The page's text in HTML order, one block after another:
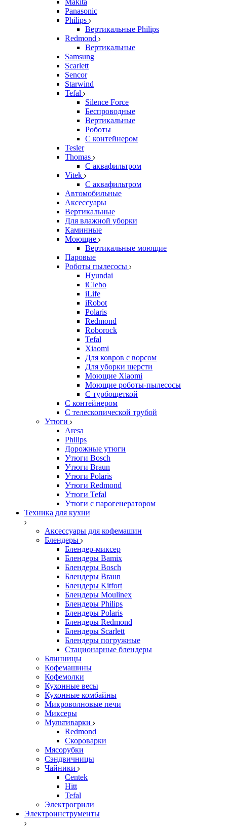
Makita
Panasonic
Philips
Вертикальные Philips
Redmond
Вертикальные
Samsung
Scarlett
Sencor
Starwind
Tefal
Silence Force
Беспроводные
Вертикальные
Роботы
С контейнером
Tesler
Thomas
С аквафильтром
Vitek
С аквафильтром
Автомобильные
Аксессуары
Вертикальные
Для влажной уборки
Каминные
Моющие
Вертикальные моющие
Паровые
Роботы пылесосы
Hyundai
iClebo
iLife
iRobot
Polaris
Redmond
Roborock
Tefal
Xiaomi
Для ковров с ворсом
Для уборки шерсти
Моющие Xiaomi
Моющие роботы-пылесосы
С турбощеткой
С контейнером
С телескопической трубой
Утюги
Aresa
Philips
Дорожные утюги
Утюги Bosch
Утюги Braun
Утюги Polaris
Утюги Redmond
Утюги Tefal
Утюги с парогенератором
Техника для кухни
Аксессуары для кофемашин
Блендеры
Блендер-миксер
Блендеры Bamix
Блендеры Bosch
Блендеры Braun
Блендеры Kitfort
Блендеры Moulinex
Блендеры Philips
Блендеры Polaris
Блендеры Redmond
Блендеры Scarlett
Блендеры погружные
Стационарные блендеры
Блинницы
Кофемашины
Кофемолки
Кухонные весы
Кухонные комбайны
Микроволновые печи
Миксеры
Мультиварки
Redmond
Скороварки
Мясорубки
Сэндвичницы
Чайники
Centek
Hitt
Tefal
Электрогрили
Электроинструменты